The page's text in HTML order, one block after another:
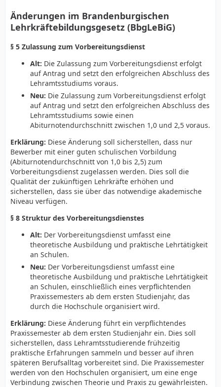
Neu: (1) Die Zulassung zum Vorbereitungsdienst erfolgt
auf Antrag und setzt den erfolgreichen Abschluss des
Lehramtsstudiums sowie einen
Alt: (1) Der Vorbereitungsdienst umfasst eine
theoretische Ausbildung und praktische Lehrtätigkeit
an Schulen.
Neu: (1) Der Vorbereitungsdienst umfasst eine
theoretische Ausbildung und praktische Lehrtätigkeit
an Schulen, einschließlich eines verpflichtenden
Praxissemesters ab dem ersten Studienjahr, das durch
die Hochschule organisiert wird.
§ 12 Praxisorientierte Ausbildungsanteile
Alt: (1) Die Ausbildung enthält praxisorientierte Anteile,
die der Vorbereitung auf die beruflichen
Anforderungen dienen.
Neu: (1) Die Ausbildung enthält praxisorientierte
Anteile, die der Vorbereitung auf die beruflichen
Anforderungen dienen. Die Anzahl der
praxisorientierten Lehrveranstaltungen wird erhöht, um
eine intensive und praxisnahe Ausbildung zu
gewährleisten. Hierzu werden entsprechende
Förderprogramme eingerichtet.
Änderungen im Brandenburgischen
§ 15 Finanzierung von Maßnahmen zur Verbesserung
der Lehrkräftebildung
Alt: (1) Die im Haushaltsplan vorgesehenen Mittel
dienen der Finanzierung der Maßnahmen gemäß dem
Brandenburgischen Lehrkräftebildungsgesetz.
Änderungen im Brandenburgischen
Lehrkräftebildungsgesetz (BbgLeBiG)
§ 5 Zulassung zum Vorbereitungsdienst
Alt: Die Zulassung zum Vorbereitungsdienst erfolgt
auf Antrag und setzt den erfolgreichen Abschluss des
Lehramtsstudiums voraus.
Neu: Die Zulassung zum Vorbereitungsdienst erfolgt
auf Antrag und setzt den erfolgreichen Abschluss des
Lehramtsstudiums sowie einen
Abiturnotendurchschnitt zwischen 1,0 und 2,5 voraus.
Erklärung: Diese Änderung soll sicherstellen, dass nur
Bewerber mit einer guten schulischen Vorbildung
(Abiturnotendurchschnitt von 1,0 bis 2,5) zum
Vorbereitungsdienst zugelassen werden. Dies soll die
Qualität der zukünftigen Lehrkräfte erhöhen und
sicherstellen, dass sie über das notwendige akademische
Niveau verfügen.
§ 8 Struktur des Vorbereitungsdienstes
Alt: Der Vorbereitungsdienst umfasst eine
theoretische Ausbildung und praktische Lehrtätigkeit
an Schulen.
Neu: Der Vorbereitungsdienst umfasst eine
theoretische Ausbildung und praktische Lehrtätigkeit
an Schulen, einschließlich eines verpflichtenden
Praxissemesters ab dem ersten Studienjahr, das
durch die Hochschule organisiert wird.
Erklärung: Diese Änderung führt ein verpflichtendes
Praxissemester ab dem ersten Studienjahr ein. Dies soll
sicherstellen, dass Lehramtsstudierende frühzeitig
praktische Erfahrungen sammeln und besser auf ihren
späteren Berufsalltag vorbereitet sind. Die Praxissemester
werden von den Hochschulen organisiert, um eine enge
Verbindung zwischen Theorie und Praxis zu gewährleisten.